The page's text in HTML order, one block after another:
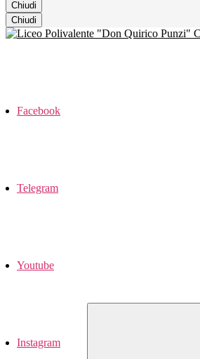
Chiudi
Chiudi
Facebook
Telegram
Youtube
Instagram